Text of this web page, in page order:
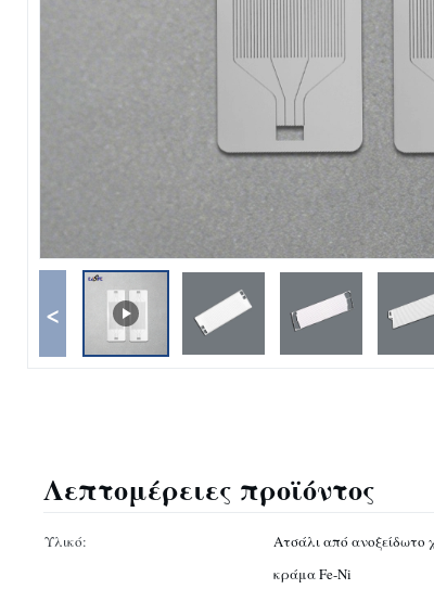
<
Λεπτομέρειες προϊόντος
Υλικό:
Ατσάλι από ανοξείδωτο
κράμα Fe-Ni